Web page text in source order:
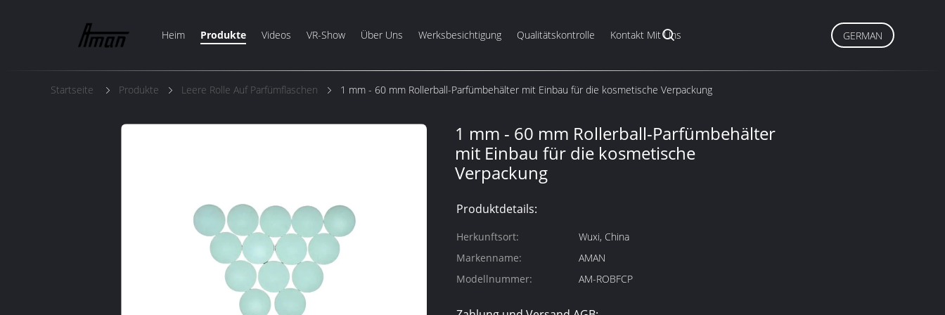
Heim Produkte Videos VR-Show Über Uns Werksbesichtigung Qualitätskontrolle Kontakt Mit Uns GERMAN
Startseite Produkte Leere Rolle Auf Parfümflaschen 1 mm - 60 mm Rollerball-Parfümbehälter mit Einbau für die kosmetische Verpackung
1 mm - 60 mm Rollerball-Parfümbehälter
mit Einbau für die kosmetische
Verpackung
Produktdetails:
Herkunftsort:
Wuxi, China
Markenname:
AMAN
Modellnummer:
AM-ROBFCP